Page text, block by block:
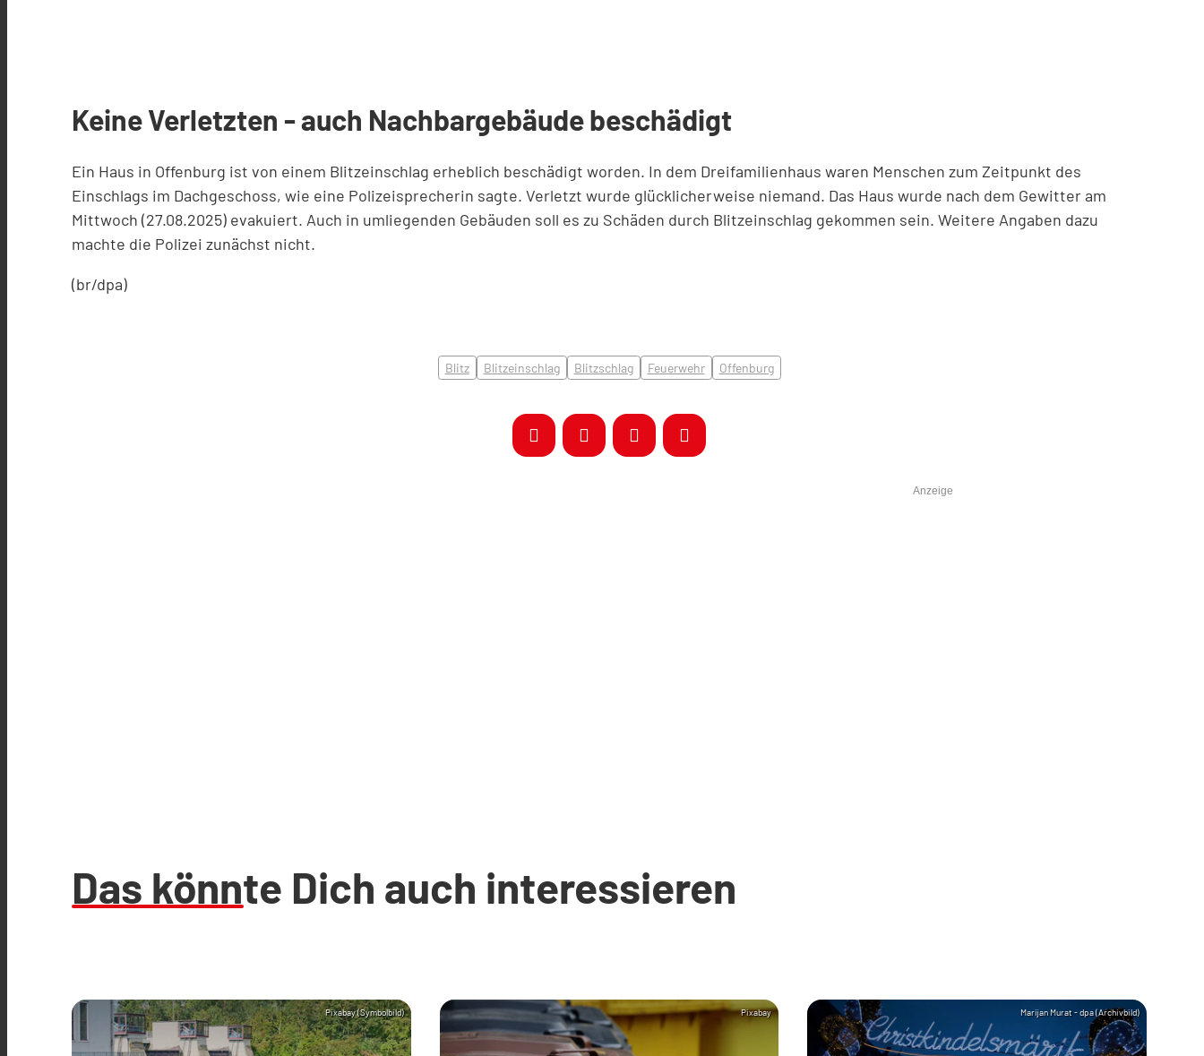
Keine Verletzten - auch Nachbargebäude beschädigt
Ein Haus in Offenburg ist von einem Blitzeinschlag erheblich beschädigt worden. In dem Dreifamilienhaus waren Menschen zum Zeitpunkt des
Einschlags im Dachgeschoss, wie eine Polizeisprecherin sagte. Verletzt wurde glücklicherweise niemand. Das Haus wurde nach dem Gewitter am
Mittwoch (27.08.2025) evakuiert. Auch in umliegenden Gebäuden soll es zu Schäden durch Blitzeinschlag gekommen sein. Weitere Angaben dazu
machte die Polizei zunächst nicht.
(br/dpa)
Blitz Blitzeinschlag Blitzschlag Feuerwehr Offenburg
Anzeige
Das könnte Dich auch interessieren
Pixabay (Symbolbild) Pixabay Marijan Murat - dpa (Archivbild)